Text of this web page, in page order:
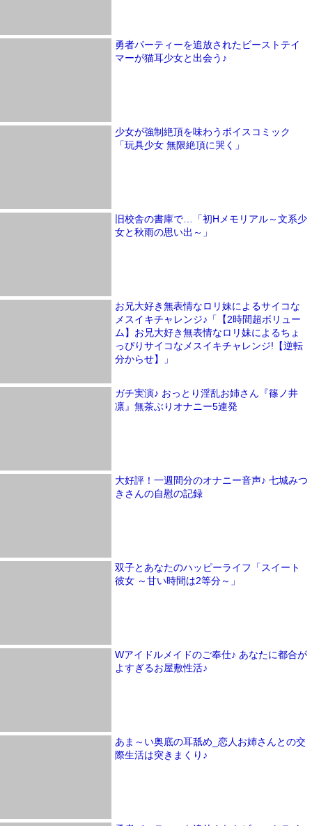
勇者パーティーを追放されたビーストテイ
マーが猫耳少女と出会う♪
少女が強制絶頂を味わうボイスコミック
「玩具少女 無限絶頂に哭く」
旧校舎の書庫で…「初Hメモリアル～文系少
女と秋雨の思い出～」
お兄大好き無表情なロリ妹によるサイコな
メスイキチャレンジ♪「【2時間超ボリュー
ム】お兄大好き無表情なロリ妹によるちょ
っぴりサイコなメスイキチャレンジ!【逆転
分からせ】」
ガチ実演♪ おっとり淫乱お姉さん『篠ノ井
凛』無茶ぶりオナニー5連発
大好評！一週間分のオナニー音声♪ 七城みつ
きさんの自慰の記録
双子とあなたのハッピーライフ「スイート
彼女 ～甘い時間は2等分～」
Wアイドルメイドのご奉仕♪ あなたに都合が
よすぎるお屋敷性活♪
あま～い奥底の耳舐め_恋人お姉さんとの交
際生活は突きまくり♪